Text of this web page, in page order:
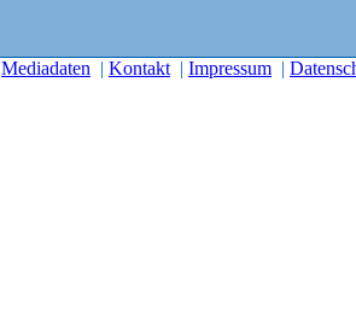
Mediadaten | Kontakt | Impressum |